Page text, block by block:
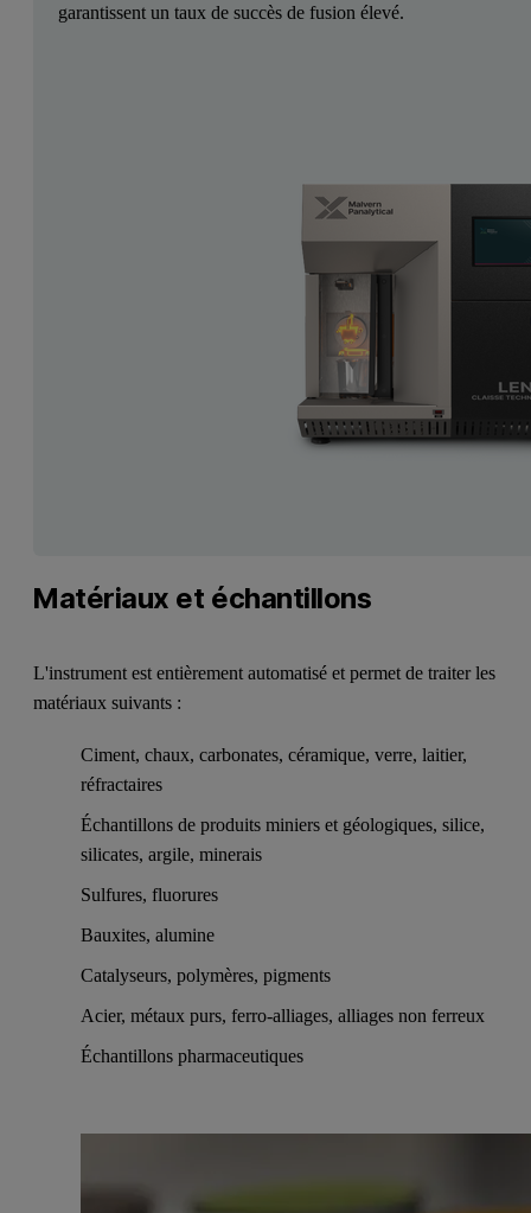
garantissent un taux de succès de fusion élevé.
Matériaux et échantillons
L'instrument est entièrement automatisé et permet de traiter les
matériaux suivants :
Ciment, chaux, carbonates, céramique, verre, laitier,
réfractaires
Échantillons de produits miniers et géologiques, silice,
silicates, argile, minerais
Sulfures, fluorures
Bauxites, alumine
Catalyseurs, polymères, pigments
Acier, métaux purs, ferro-alliages, alliages non ferreux
Échantillons pharmaceutiques